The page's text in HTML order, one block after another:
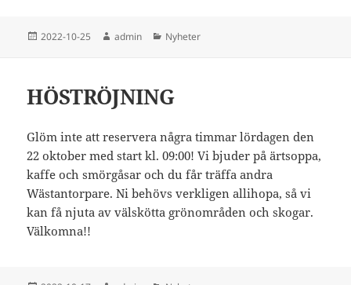
Postat
2022-10-25 Författare
admin Kategorier
Nyheter
HÖSTRÖJNING
Glöm inte att reservera några timmar lördagen den
22 oktober med start kl. 09:00! Vi bjuder på ärtsoppa,
kaffe och smörgåsar och du får träffa andra
Wästantorpare. Ni behövs verkligen allihopa, så vi
kan få njuta av välskötta grönområden och skogar.
Välkomna!!